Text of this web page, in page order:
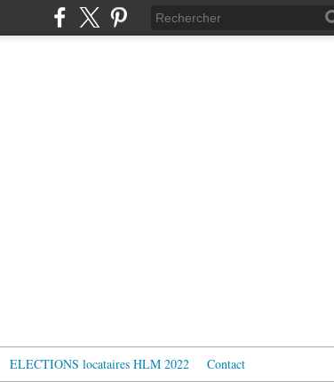
ELECTIONS locataires HLM 2022 Contact